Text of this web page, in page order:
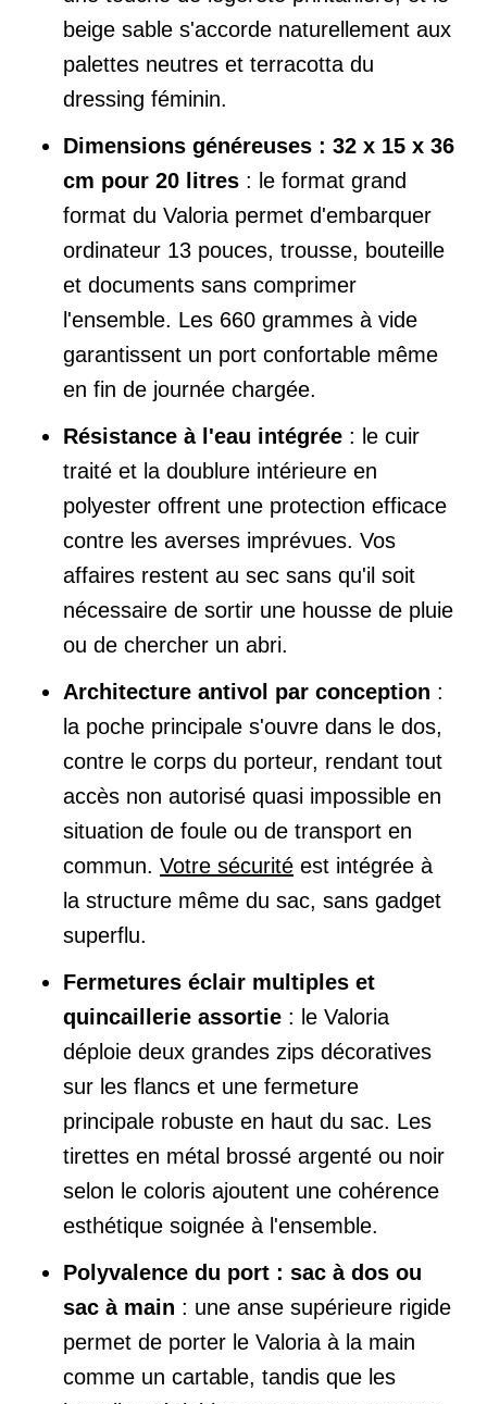
beige sable s'accorde naturellement aux
palettes neutres et terracotta du
dressing féminin.
Dimensions généreuses : 32 x 15 x 36
cm pour 20 litres : le format grand
format du Valoria permet d'embarquer
ordinateur 13 pouces, trousse, bouteille
et documents sans comprimer
l'ensemble. Les 660 grammes à vide
garantissent un port confortable même
en fin de journée chargée.
Résistance à l'eau intégrée : le cuir
traité et la doublure intérieure en
polyester offrent une protection efficace
contre les averses imprévues. Vos
affaires restent au sec sans qu'il soit
nécessaire de sortir une housse de pluie
ou de chercher un abri.
Architecture antivol par conception :
la poche principale s'ouvre dans le dos,
contre le corps du porteur, rendant tout
accès non autorisé quasi impossible en
situation de foule ou de transport en
commun. Votre sécurité est intégrée à
la structure même du sac, sans gadget
superflu.
Fermetures éclair multiples et
quincaillerie assortie : le Valoria
déploie deux grandes zips décoratives
sur les flancs et une fermeture
principale robuste en haut du sac. Les
tirettes en métal brossé argenté ou noir
selon le coloris ajoutent une cohérence
esthétique soignée à l'ensemble.
Polyvalence du port : sac à dos ou
sac à main : une anse supérieure rigide
permet de porter le Valoria à la main
comme un cartable, tandis que les